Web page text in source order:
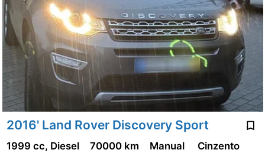
2016' Land Rover Discovery Sport
1999 cc, Diesel 70000 km Manual Cinzento